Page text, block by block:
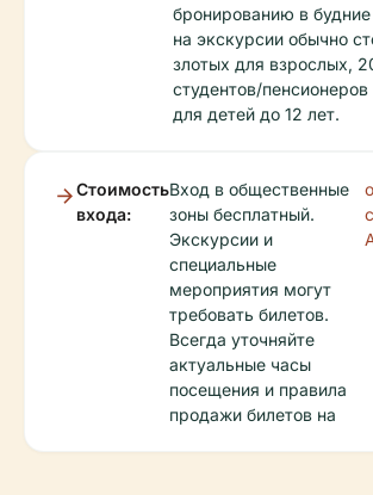
бронированию в
на экскурсии обычно
злотых для взрослых,
студентов/пенсионеров
для детей до 12 лет.
Стоимость
входа:
Вход в общественные
зоны бесплатный.
Экскурсии и
специальные
мероприятия могут
требовать билетов.
Всегда уточняйте
актуальные часы
посещения и правила
продажи билетов на